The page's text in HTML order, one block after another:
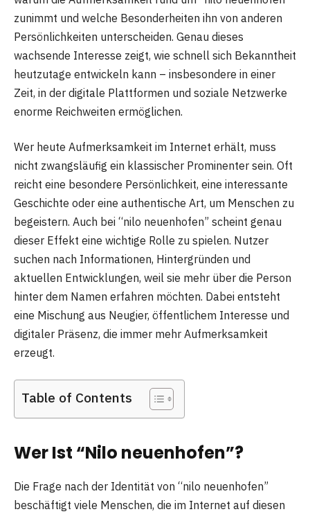
zunimmt und welche Besonderheiten ihn von anderen
Persönlichkeiten unterscheiden. Genau dieses
wachsende Interesse zeigt, wie schnell sich Bekanntheit
heutzutage entwickeln kann – insbesondere in einer
Zeit, in der digitale Plattformen und soziale Netzwerke
enorme Reichweiten ermöglichen.
Wer heute Aufmerksamkeit im Internet erhält, muss
nicht zwangsläufig ein klassischer Prominenter sein. Oft
reicht eine besondere Persönlichkeit, eine interessante
Geschichte oder eine authentische Art, um Menschen zu
begeistern. Auch bei “nilo neuenhofen” scheint genau
dieser Effekt eine wichtige Rolle zu spielen. Nutzer
suchen nach Informationen, Hintergründen und
aktuellen Entwicklungen, weil sie mehr über die Person
hinter dem Namen erfahren möchten. Dabei entsteht
eine Mischung aus Neugier, öffentlichem Interesse und
digitaler Präsenz, die immer mehr Aufmerksamkeit
erzeugt.
Table of Contents
Wer Ist “Nilo neuenhofen”?
Die Frage nach der Identität von “nilo neuenhofen”
beschäftigt viele Menschen, die im Internet auf diesen